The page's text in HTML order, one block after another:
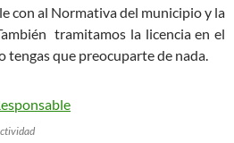
con al Normativa del municipio y la
tramitamos la licencia en el
que preocuparte de nada.